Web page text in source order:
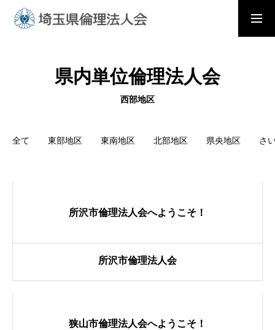
モーニングセミナー
倫理法人会とは
活動内容と特色
県内単位倫理法人会
西部地区
全て 東部地区 東南地区 北部地区 県央地区 さ
所沢市倫理法人会へようこそ！
所沢市倫理法人会
狭山市倫理法人会へようこそ！